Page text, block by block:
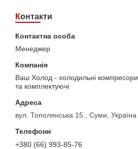
Контакти
Менеджер
Ваш Холод - холодильні компресори
та комплектуючі
вул. Тополянська 15., Суми, Україна
+380 (66) 993-85-76